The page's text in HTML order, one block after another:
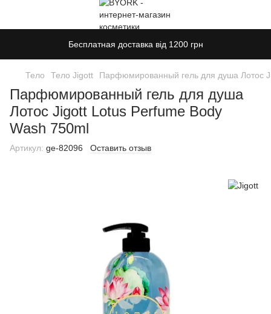
Бесплатная доставка від 1200 грн
Тело Тело Jigott Парфюмированный гель для душа Лотос
Парфюмированный гель для душа
Лотос Jigott Lotus Perfume Body
Wash 750ml
Артикул: ge-82096 Оставить отзыв